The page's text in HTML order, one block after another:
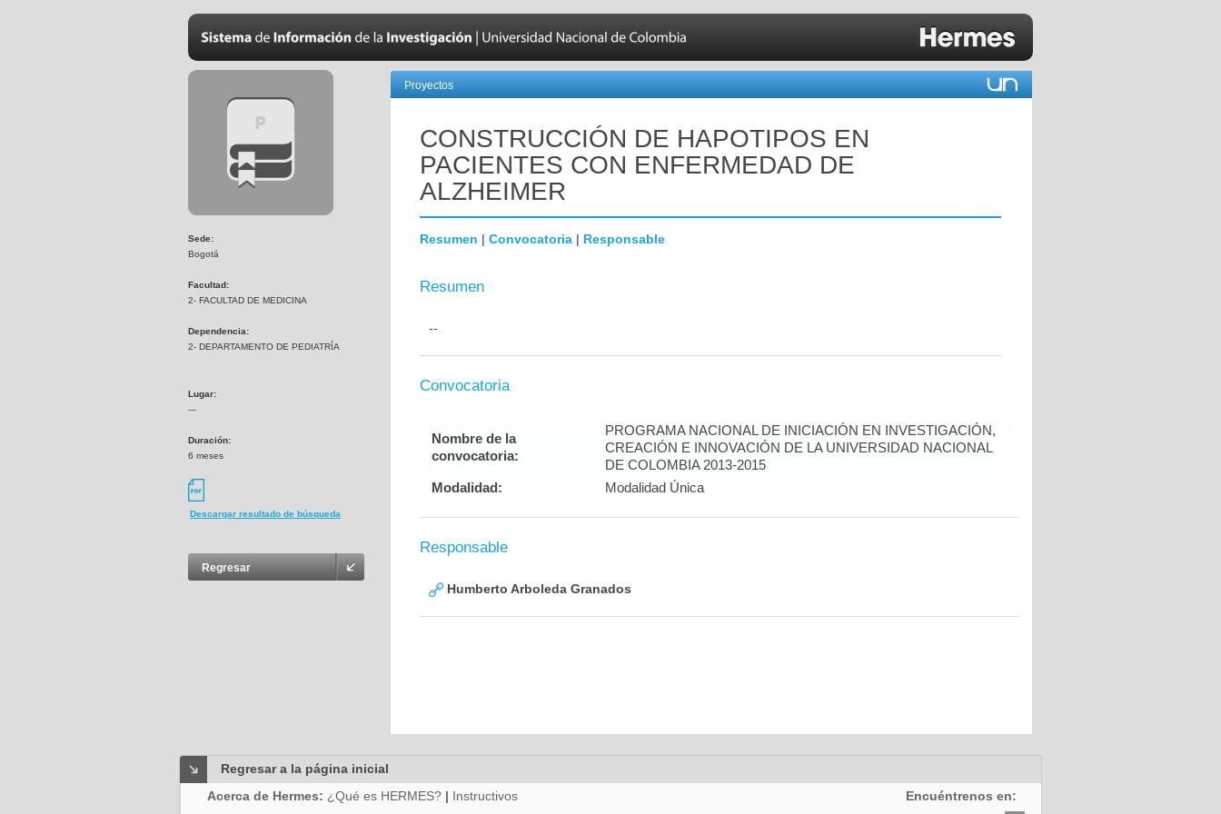
Sede:
Bogotá
Facultad:
2- FACULTAD DE MEDICINA
Dependencia:
2- DEPARTAMENTO DE PEDIATRÍA
Lugar:
---
Duración:
6 meses
Descargar resultado de búsqueda
Regresar
Proyectos
CONSTRUCCIÓN DE HAPOTIPOS EN
PACIENTES CON ENFERMEDAD DE
ALZHEIMER
Resumen | Convocatoria | Responsable
Resumen
--
Convocatoria
Nombre de la
convocatoria:
PROGRAMA NACIONAL DE INICIACIÓN EN INVESTIGACIÓN,
CREACIÓN E INNOVACIÓN DE LA UNIVERSIDAD NACIONAL
DE COLOMBIA 2013-2015
Modalidad:
Modalidad Única
Responsable
Humberto Arboleda Granados
Regresar a la página inicial
Acerca de Hermes: ¿Qué es HERMES? | Instructivos Encuéntrenos en: